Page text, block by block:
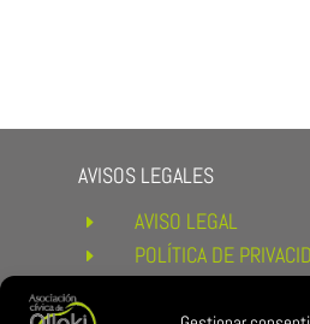
AVISOS LEGALES
E AVISO LEGAL
E POLÍTICA DE